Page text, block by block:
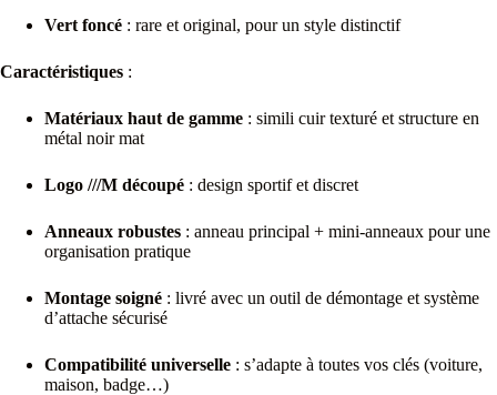
Vert foncé : rare et original, pour un style distinctif
Caractéristiques :
Matériaux haut de gamme : simili cuir texturé et structure en
métal noir mat
Logo ///M découpé : design sportif et discret
Anneaux robustes : anneau principal + mini-anneaux pour une
organisation pratique
Montage soigné : livré avec un outil de démontage et système
d’attache sécurisé
Compatibilité universelle : s’adapte à toutes vos clés (voiture,
maison, badge…)